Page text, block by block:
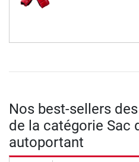
Nos best-sellers
de la catégorie Sac
autoportant